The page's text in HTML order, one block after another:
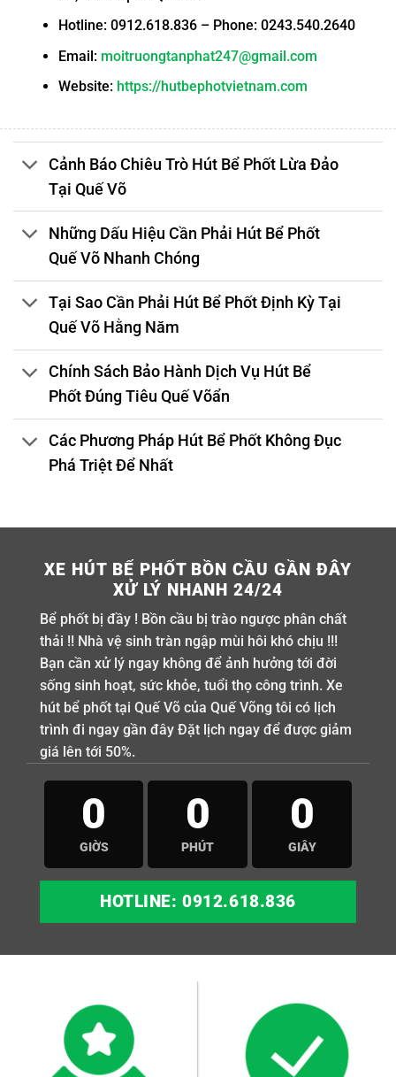
Hotline: 0912.618.836 – Phone: 0243.540.2640
Email: moitruongtanphat247@gmail.com
Website: https://hutbephotvietnam.com
Cảnh Báo Chiêu Trò Hút Bể Phốt Lừa Đảo
Tại Quế Võ
Những Dấu Hiệu Cần Phải Hút Bể Phốt
Quế Võ Nhanh Chóng
Tại Sao Cần Phải Hút Bể Phốt Định Kỳ Tại
Quế Võ Hằng Năm
Chính Sách Bảo Hành Dịch Vụ Hút Bể
Phốt Đúng Tiêu Quế Võẩn
Các Phương Pháp Hút Bể Phốt Không Đục
Phá Triệt Để Nhất
XE HÚT BỂ PHỐT BỒN CẦU GẦN ĐÂY
XỬ LÝ NHANH 24/24
Bể phốt bị đầy ! Bồn cầu bị trào ngược phân chất
thải !! Nhà vệ sinh tràn ngập mùi hôi khó chịu !!!
Bạn cần xử lý ngay không để ảnh hưởng tới đời
sống sinh hoạt, sức khỏe, tuổi thọ công trình. Xe
hút bể phốt tại Quế Võ của Quế Võng tôi có lịch
trình đi ngay gần đây Đặt lịch ngay để được giảm
giá lên tới 50%.
0
GIỜS
0
PHÚT
0
GIÂY
HOTLINE: 0912.618.836